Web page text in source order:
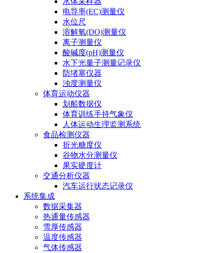
电导率(EC)测量仪
水位尺
溶解氧(DO)测量仪
离子测量仪
酸碱度(pH)测量仪
水下光量子测量记录仪
防堵塞仪器
浊度测量仪
体育运动仪器
划船数据仪
体育训练手持气象仪
人体运动生理监测系统
食品检测仪器
折光糖度仪
谷物水分测量仪
果实硬度计
交通分析仪器
汽车运行状态记录仪
系统集成
数据采集器
热通量传感器
雪厚传感器
温度传感器
气体传感器